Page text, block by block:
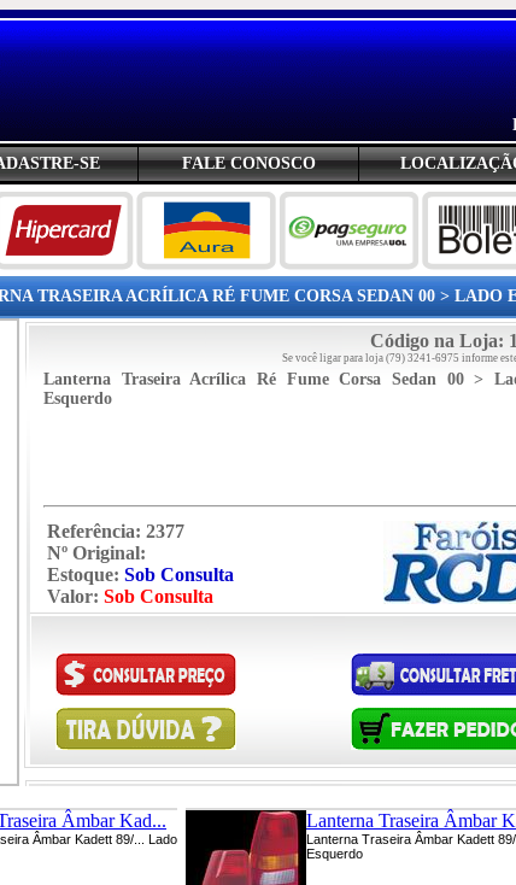
SE FALE CONOSCO
TRASEIRA ACRÍLICA RÉ FUME CORSA SEDAN 00 > LADO
Código na Loja:
Se você ligar para loja (79) 3241-6975 informe
Lanterna Traseira Acrílica Ré Fume Corsa Sedan 00 >
Esquerdo
Referência: 2377
Nº Original:
Estoque: Sob Consulta
Valor: Sob Consulta
Âmbar Kad...
Âmbar Kadett 89/... Lado
Lanterna Traseira Âmbar
Lanterna Traseira Âmbar Kadett
Esquerdo